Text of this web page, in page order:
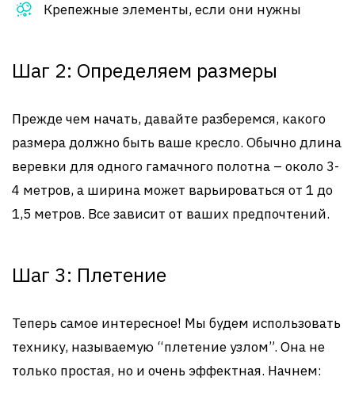
Крепежные элементы, если они нужны
Шаг 2: Определяем размеры
Прежде чем начать, давайте разберемся, какого
размера должно быть ваше кресло. Обычно длина
веревки для одного гамачного полотна – около 3-
4 метров, а ширина может варьироваться от 1 до
1,5 метров. Все зависит от ваших предпочтений.
Шаг 3: Плетение
Теперь самое интересное! Мы будем использовать
технику, называемую “плетение узлом”. Она не
только простая, но и очень эффектная. Начнем: